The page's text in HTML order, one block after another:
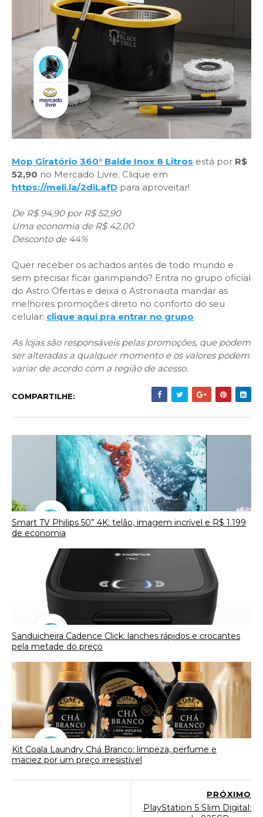
Mop Giratório 360° Balde Inox 8 Litros está por R$
52,90 no Mercado Livre. Clique em
https://meli.la/2diLafD para aproveitar!
De R$ 94,90 por R$ 52,90
Uma economia de R$ 42,00
Desconto de 44%
Quer receber os achados antes de todo mundo e
sem precisar ficar garimpando? Entra no grupo oficial
do Astro Ofertas e deixa o Astronauta mandar as
melhores promoções direto no conforto do seu
celular: clique aqui pra entrar no grupo
As lojas são responsáveis pelas promoções, que podem
ser alteradas a qualquer momento e os valores podem
variar de acordo com a região de acesso.
COMPARTILHE:
Smart TV Philips 50” 4K: telão, imagem incrível e R$ 1.199
de economia
Sanduicheira Cadence Click: lanches rápidos e crocantes
pela metade do preço
Kit Coala Laundry Chá Branco: limpeza, perfume e
maciez por um preço irresistível
PRÓXIMO
PlayStation 5 Slim Digital: